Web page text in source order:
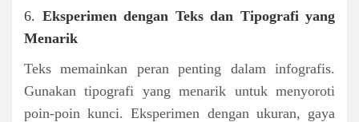
6. Eksperimen dengan Teks dan Tipografi yang
Menarik
Teks memainkan peran penting dalam infografis.
Gunakan tipografi yang menarik untuk menyoroti
poin-poin kunci. Eksperimen dengan ukuran, gaya